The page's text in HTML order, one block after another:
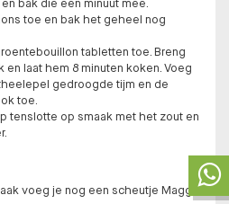
bak die een minuut mee.
toe en bak het geheel nog
tabletten toe. Breng
laat hem 8 minuten koken. Voeg
gedroogde tijm en de
toe.
tenslotte op smaak met het zout en
voeg je nog een scheutje Maggi